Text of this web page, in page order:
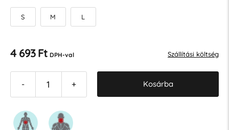
S M L
4 693 Ft DPH-val Szállítási költség
- + Kosárba